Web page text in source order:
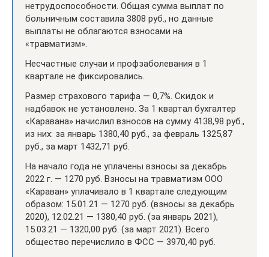
нетрудоспособности. Общая сумма выплат по
больничным составила 3808 руб., но данные
выплаты не облагаются взносами на
«травматизм».
Несчастные случаи и профзаболевания в 1
квартале не фиксировались.
Размер страхового тарифа — 0,7%. Скидок и
надбавок не установлено. За 1 квартал бухгалтер
«Каравана» начислил взносов на сумму 4138,98 руб.,
из них: за январь 1380,40 руб., за февраль 1325,87
руб., за март 1432,71 руб.
На начало года не уплачены взносы за декабрь
2022 г. — 1270 руб. Взносы на травматизм ООО
«Караван» уплачивало в 1 квартале следующим
образом: 15.01.21 — 1270 руб. (взносы за декабрь
2020), 12.02.21 — 1380,40 руб. (за январь 2021),
15.03.21 — 1320,00 руб. (за март 2021). Всего
общество перечислило в ФСС — 3970,40 руб.